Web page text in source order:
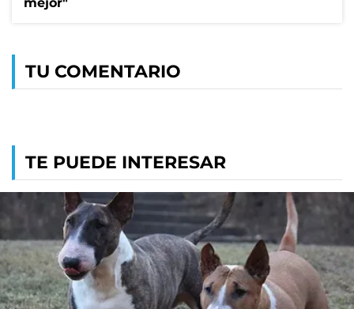
TU COMENTARIO
TE PUEDE INTERESAR